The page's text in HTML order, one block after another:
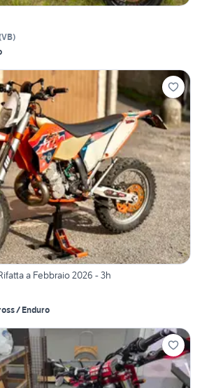
VB)
a Febbraio 2026 - 3h
/ Enduro